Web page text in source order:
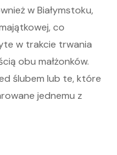
w Białymstoku,
co
w trakcie trwania
obu małżonków.
ślubem lub te, które
jednemu z